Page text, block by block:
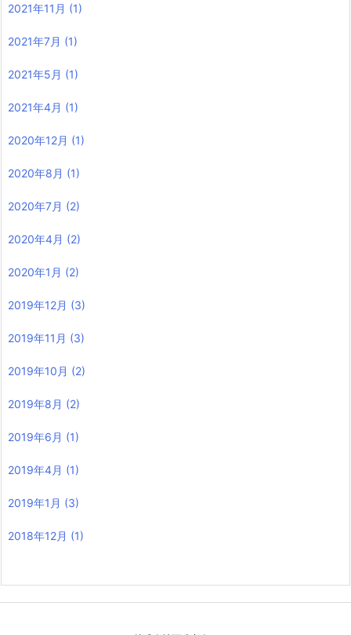
2021年11月 (1)
2021年7月 (1)
2021年5月 (1)
2021年4月 (1)
2020年12月 (1)
2020年8月 (1)
2020年7月 (2)
2020年4月 (2)
2020年1月 (2)
2019年12月 (3)
2019年11月 (3)
2019年10月 (2)
2019年8月 (2)
2019年6月 (1)
2019年4月 (1)
2019年1月 (3)
2018年12月 (1)